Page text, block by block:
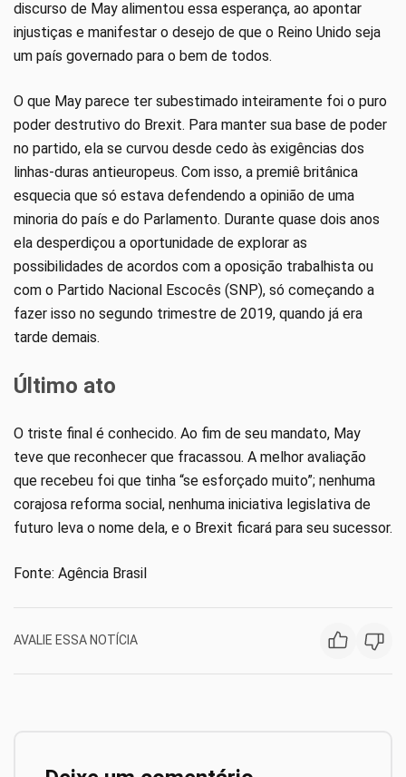
discurso de May alimentou essa esperança, ao apontar
injustiças e manifestar o desejo de que o Reino Unido seja
um país governado para o bem de todos.
O que May parece ter subestimado inteiramente foi o puro
poder destrutivo do Brexit. Para manter sua base de poder
no partido, ela se curvou desde cedo às exigências dos
linhas-duras antieuropeus. Com isso, a premiê britânica
esquecia que só estava defendendo a opinião de uma
minoria do país e do Parlamento. Durante quase dois anos
ela desperdiçou a oportunidade de explorar as
possibilidades de acordos com a oposição trabalhista ou
com o Partido Nacional Escocês (SNP), só começando a
fazer isso no segundo trimestre de 2019, quando já era
tarde demais.
Último ato
O triste final é conhecido. Ao fim de seu mandato, May
teve que reconhecer que fracassou. A melhor avaliação
que recebeu foi que tinha “se esforçado muito”; nenhuma
corajosa reforma social, nenhuma iniciativa legislativa de
futuro leva o nome dela, e o Brexit ficará para seu sucessor.
Fonte: Agência Brasil
AVALIE ESSA NOTÍCIA